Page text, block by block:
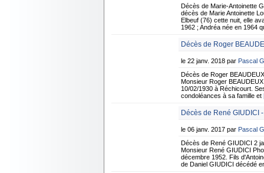
Décès de Marie-Antoinette
décès de Marie Antoinette
Elbeuf (76) cette nuit, elle
1962 ; Andréa née en 1964
Décès de Roger
le 22 janv. 2018 par Pascal
Décès de Roger
Monsieur Roger
10/02/1930 à Réchicourt.
condoléances à sa famille et
Décès de René GIUDICI
le 06 janv. 2017 par Pascal
Décès de René GIUDICI 2
Monsieur René GIUDICI
décembre 1952. Fils
de Daniel GIUDICI décédé